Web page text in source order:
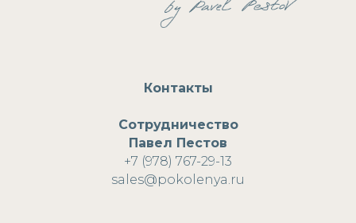
Контакты
Сотрудничество
Павел Пестов
+7 (978) 767-29-13
sales@pokolenya.ru